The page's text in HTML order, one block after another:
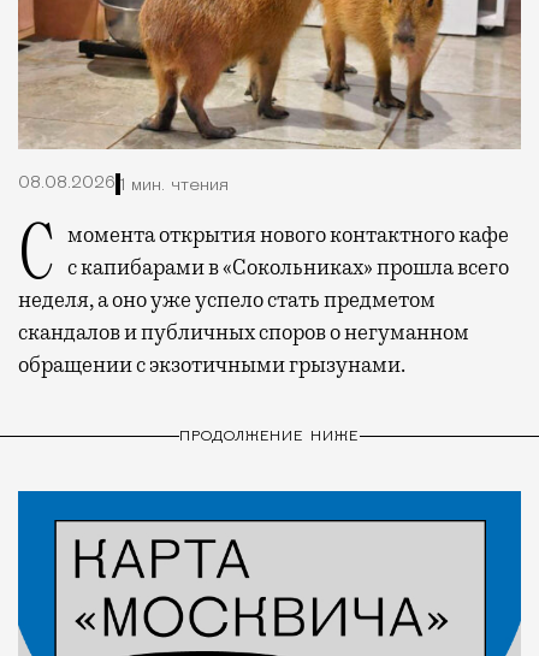
08.08.2026 1 мин. чтения
С момента открытия нового контактного кафе с капибарами в «Сокольниках» прошла всего
неделя, а оно уже успело стать предметом
скандалов и публичных споров о негуманном
обращении с экзотичными грызунами.
ПРОДОЛЖЕНИЕ НИЖЕ